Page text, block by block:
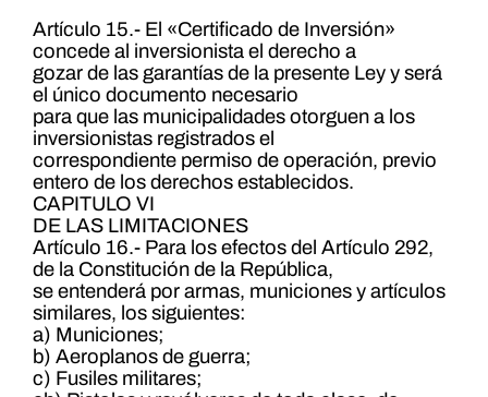
Artículo 15.- El «Certificado de Inversión»
concede al inversionista el derecho a
gozar de las garantías de la presente Ley y será
el único documento necesario
para que las municipalidades otorguen a los
inversionistas registrados el
correspondiente permiso de operación, previo
entero de los derechos establecidos.
CAPITULO VI
DE LAS LIMITACIONES
Artículo 16.- Para los efectos del Artículo 292,
de la Constitución de la República,
se entenderá por armas, municiones y artículos
similares, los siguientes:
a) Municiones;
b) Aeroplanos de guerra;
c) Fusiles militares;